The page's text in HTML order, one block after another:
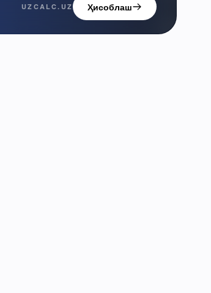
UZCALC.UZ Ҳисоблаш